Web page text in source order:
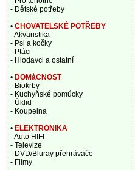
- Dětské potřeby
• CHOVATELSKÉ POTŘEBY
- Akvaristika
- Psi a kočky
- Ptáci
- Hlodavci a ostatní
• DOMàCNOST
- Biokrby
- Kuchyňské pomůcky
- Úklid
- Koupelna
• ELEKTRONIKA
- Auto HIFI
- Televize
- DVD/Bluray přehrávače
- Filmy